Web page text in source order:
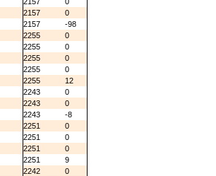
2157
0
2157
-98
2255
0
2255
0
2255
0
2255
0
2255
12
2243
0
2243
0
2243
-8
2251
0
2251
0
2251
0
2251
9
2242
0